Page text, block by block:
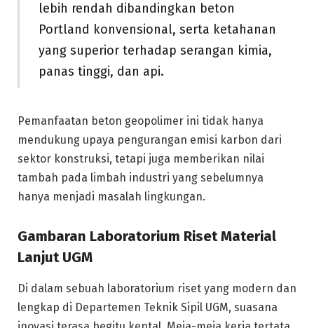
lebih rendah dibandingkan beton
Portland konvensional, serta ketahanan
yang superior terhadap serangan kimia,
panas tinggi, dan api.
Pemanfaatan beton geopolimer ini tidak hanya
mendukung upaya pengurangan emisi karbon dari
sektor konstruksi, tetapi juga memberikan nilai
tambah pada limbah industri yang sebelumnya
hanya menjadi masalah lingkungan.
Gambaran Laboratorium Riset Material
Lanjut UGM
Di dalam sebuah laboratorium riset yang modern dan
lengkap di Departemen Teknik Sipil UGM, suasana